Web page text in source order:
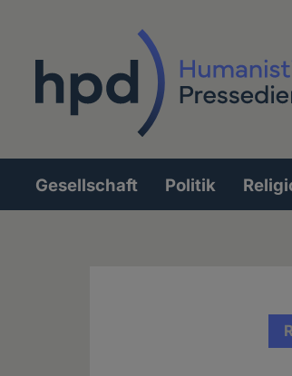
Hauptnavigation
Gesellschaft Politik